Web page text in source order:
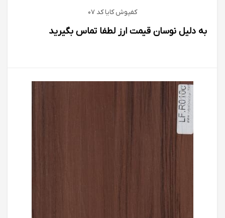
کفپوش كايا كد 07
به دلیل نوسان قیمت ارز لطفا تماس بگیرید